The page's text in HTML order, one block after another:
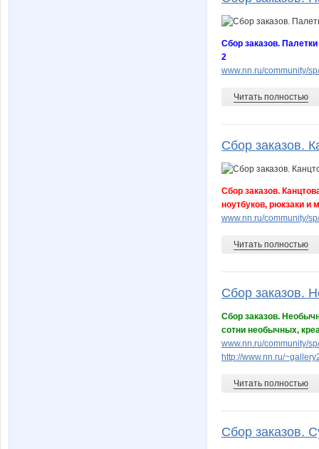
Сбор заказов.
2
www.nn.ru/community/
Читать полностью
Сбор заказов.
Сбор заказов.
ноутбуков, рюкзаки и
www.nn.ru/community/
Читать полностью
Сбор заказов.
Сбор заказов.
сотни необычных,
www.nn.ru/community/
http://www.nn.ru/
Читать полностью
Сбор заказов.